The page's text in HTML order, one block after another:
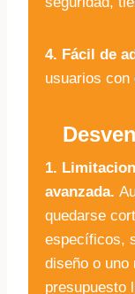
4. Fácil de
usuarios
1.
avanzada.
quedarse
específicos,
diseño o uno
presupuesto